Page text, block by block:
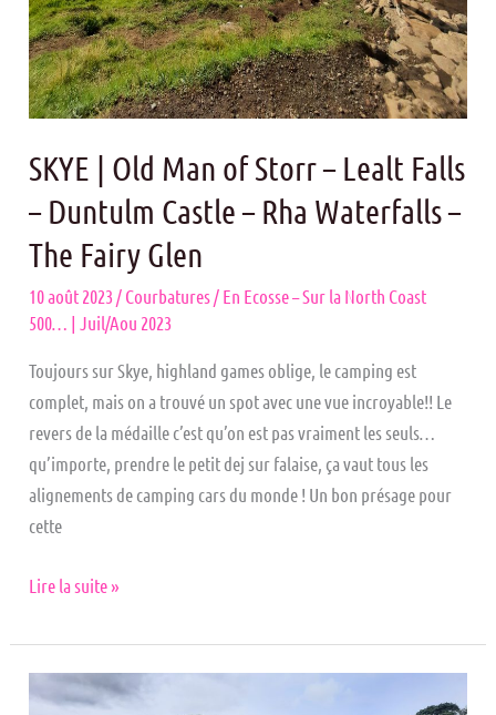
SKYE | Old Man of Storr – Lealt Falls
– Duntulm Castle – Rha Waterfalls –
The Fairy Glen
10 août 2023/ Courbatures/ En Ecosse – Sur la North Coast
500… | Juil/Aou 2023
Toujours sur Skye, highland games oblige, le camping est
complet, mais on a trouvé un spot avec une vue incroyable!! Le
revers de la médaille c’est qu’on est pas vraiment les seuls…
qu’importe, prendre le petit dej sur falaise, ça vaut tous les
alignements de camping cars du monde ! Un bon présage pour
cette
–
The
Fairy
Glen
Lire la suite »